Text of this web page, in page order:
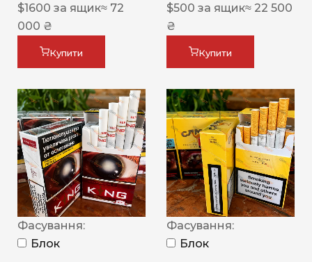
$1600 за ящик≈ 72
000 ₴
Купити
$500 за ящик≈ 22 500
₴
Купити
Фасування:
Блок
Фасування:
Блок